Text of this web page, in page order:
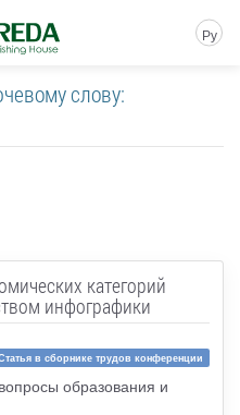
Ру
слову:
категорий
инфографики
в сборнике трудов конференции
образования и